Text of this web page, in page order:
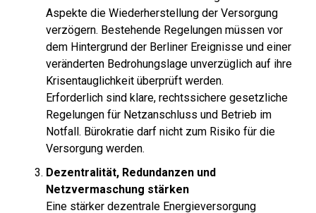
Aspekte die Wiederherstellung der Versorgung
verzögern. Bestehende Regelungen müssen vor
dem Hintergrund der Berliner Ereignisse und einer
veränderten Bedrohungslage unverzüglich auf ihre
Krisentauglichkeit überprüft werden.
Erforderlich sind klare, rechtssichere gesetzliche
Regelungen für Netzanschluss und Betrieb im
Notfall. Bürokratie darf nicht zum Risiko für die
Versorgung werden.
Dezentralität, Redundanzen und
Netzvermaschung stärken
Eine stärker dezentrale Energieversorgung